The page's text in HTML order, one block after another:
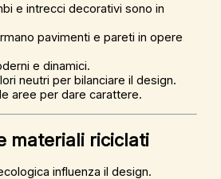
e intrecci decorativi sono in
pavimenti e pareti in opere
e dinamici.
neutri per bilanciare il design.
aree per dare carattere.
materiali riciclati
influenza il design.